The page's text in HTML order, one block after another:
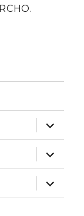
expande
el
menú
inferior
expande
el
menú
inferior
expande
el
menú